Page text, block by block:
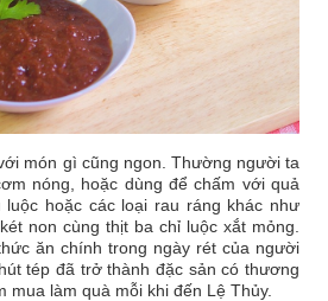
món gì cũng ngon. Thường người ta
nóng, hoặc dùng để chấm với quả
hoặc các loại rau ráng khác như
non cùng thịt ba chỉ luộc xắt mỏng.
ăn chính trong ngày rét của người
tép đã trở thành đặc sản có thương
mua làm quà mỗi khi đến Lệ Thủy.